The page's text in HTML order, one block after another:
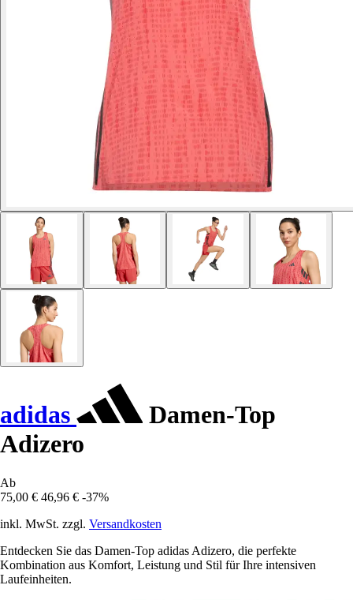
adidas
Damen-Top
Adizero
Ab
75,00 € 46,96 € -37%
inkl. MwSt. zzgl. Versandkosten
Entdecken Sie das Damen-Top adidas Adizero, die perfekte
Kombination aus Komfort, Leistung und Stil für Ihre intensiven
Laufeinheiten.